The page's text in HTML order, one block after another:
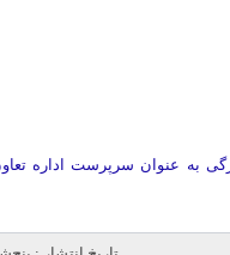
به عنوان سرپرست اداره